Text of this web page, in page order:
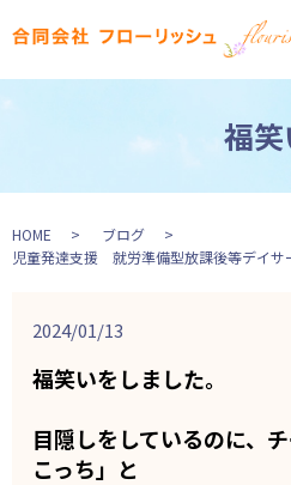
福
HOME
ブログ
児童発達支援 就労準備型放課後等デイ
2024/01/13
福笑いをしました。
目隠しをしているのに、
こっち」と